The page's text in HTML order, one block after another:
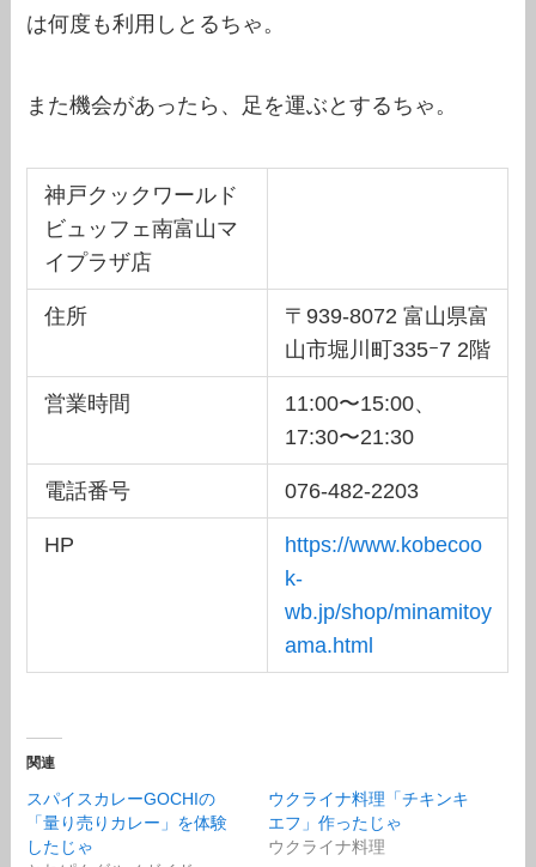
は何度も利用しとるちゃ。
また機会があったら、足を運ぶとするちゃ。
神戸クックワールド
ビュッフェ南富山マ
イプラザ店
住所
〒939-8072 富山県富
山市堀川町335ｰ7 2階
営業時間
11:00〜15:00、
17:30〜21:30
電話番号 076-482-2203
HP
https://www.kobecoo
k-
wb.jp/shop/minamitoy
ama.html
関連
スパイスカレーGOCHIの
「量り売りカレー」を体験
したじゃ
ウクライナ料理「チキンキ
エフ」作ったじゃ
ウクライナ料理